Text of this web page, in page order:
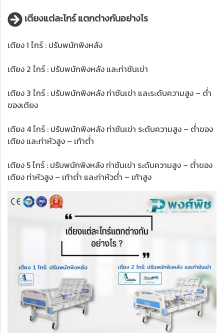
เตียงแต่ละไกร์ แตกต่างกันอย่างไร
เตียง 1 ไกร์ : ปรับพนักพิงหลัง
เตียง 2 ไกร์ : ปรับพนักพิงหลัง และท่าชันเข่า
เตียง 3 ไกร์ : ปรับพนักพิงหลัง ท่าชันเข่า และระดับความสูง – ต่ำ
ของเตียง
เตียง 4 ไกร์ : ปรับพนักพิงหลัง ท่าชันเข่า ระดับความสูง – ต่ำของ
เตียง และท่าหัวสูง – เท้าต่ำ
เตียง 5 ไกร์ : ปรับพนักพิงหลัง ท่าชันเข่า ระดับความสูง – ต่ำของ
เตียง ท่าหัวสูง – เท้าต่ำ และท่าหัวต่ำ – เท้าสูง